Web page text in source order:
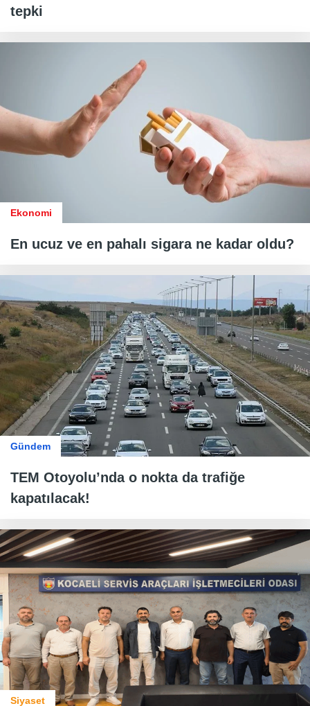
tepki
Ekonomi
En ucuz ve en pahalı sigara ne kadar oldu?
Gündem
TEM Otoyolu’nda o nokta da trafiğe
kapatılacak!
Siyaset